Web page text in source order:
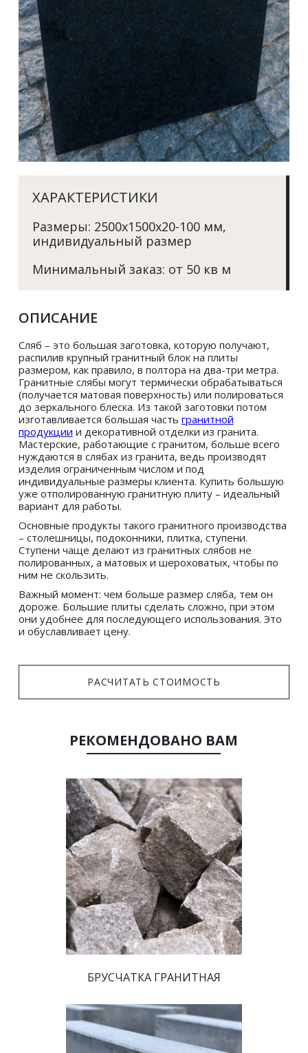
ХАРАКТЕРИСТИКИ
Размеры: 2500х1500х20-100 мм,
индивидуальный размер
Минимальный заказ: от 50 кв м
ОПИСАНИЕ
Сляб – это большая заготовка, которую получают,
распилив крупный гранитный блок на плиты
размером, как правило, в полтора на два-три метра.
Гранитные слябы могут термически обрабатываться
(получается матовая поверхность) или полироваться
до зеркального блеска. Из такой заготовки потом
изготавливается большая часть гранитной
продукции и декоративной отделки из гранита.
Мастерские, работающие с гранитом, больше всего
нуждаются в слябах из гранита, ведь производят
изделия ограниченным числом и под
индивидуальные размеры клиента. Купить большую
уже отполированную гранитную плиту – идеальный
вариант для работы.
Основные продукты такого гранитного производства
– столешницы, подоконники, плитка, ступени.
Ступени чаще делают из гранитных слябов не
полированных, а матовых и шероховатых, чтобы по
ним не скользить.
Важный момент: чем больше размер сляба, тем он
дороже. Большие плиты сделать сложно, при этом
они удобнее для последующего использования. Это
и обуславливает цену.
РАСЧИТАТЬ СТОИМОСТЬ
РЕКОМЕНДОВАНО ВАМ
БРУСЧАТКА ГРАНИТНАЯ